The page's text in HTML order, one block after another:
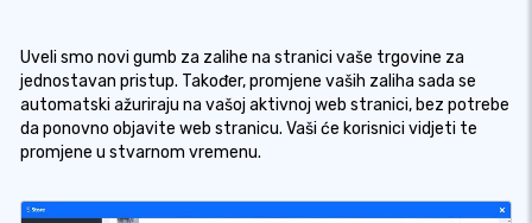
Uveli smo novi gumb za zalihe na stranici vaše trgovine za
jednostavan pristup. Također, promjene vaših zaliha sada se
automatski ažuriraju na vašoj aktivnoj web stranici, bez potrebe
da ponovno objavite web stranicu. Vaši će korisnici vidjeti te
promjene u stvarnom vremenu.